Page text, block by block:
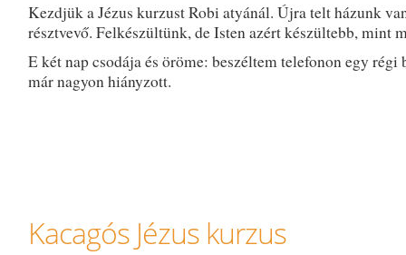
Kezdjük a Jézus kurzust Robi atyánál. Újra telt házunk
résztvevő. Felkészültünk, de Isten azért készültebb, mint
E két nap csodája és öröme: beszéltem telefonon egy régi
már nagyon hiányzott.
Kacagós Jézus kurzus